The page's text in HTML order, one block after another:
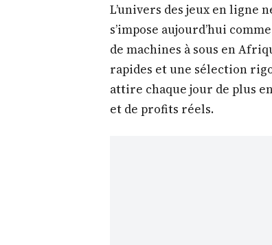
L’univers des jeux en ligne
s’impose aujourd’hui
de machines à sous en
rapides et une sélection
attire chaque jour de plus
et de profits réels.